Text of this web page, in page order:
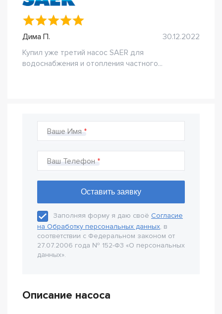
Дима П.
30.12.2022
Купил уже третий насос SAER для
водоснабжения и отопления частного...
Ваше Имя
Ваш Телефон
Заполняя форму я даю своё Согласие
на Обработку персональных данных, в
соответствии с Федеральном законом от
27.07.2006 года № 152-Ф3 «О персональных
данных».
Описание насоса